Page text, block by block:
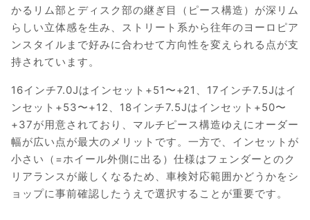
かるリム部とディスク部の継ぎ目（ピース構造）が深リム
らしい立体感を生み、ストリート系から往年のヨーロピア
ンスタイルまで好みに合わせて方向性を変えられる点が支
持されています。
16インチ7.0Jはインセット+51〜+21、17インチ7.5Jはイ
ンセット+53〜+12、18インチ7.5Jはインセット+50〜
+37が用意されており、マルチピース構造ゆえにオーダー
幅が広い点が最大のメリットです。一方で、インセットが
小さい（=ホイール外側に出る）仕様はフェンダーとのク
リアランスが厳しくなるため、車検対応範囲かどうかをシ
ョップに事前確認したうえで選択することが重要です。